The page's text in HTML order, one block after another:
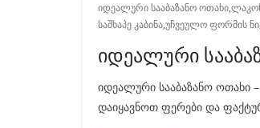
იდეალური სააბაზანო ოთახი,
საშხაპე კაბინა,უჩვეულო ფორმის
იდეალური
იდეალური სააბაზანო ოთახი
დაიყავნოთ ფერები და